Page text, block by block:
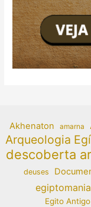
Akhenaton amarna
Arqueologia
descoberta
deuses
egiptomania
Egito